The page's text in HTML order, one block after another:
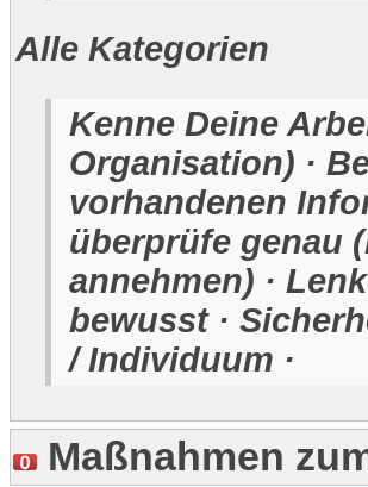
Alle Kategorien
Kenne Deine
Organisation) ·
vorhandenen
überprüfe genau
annehmen) ·
bewusst ·
/ Individuum ·
Maßnahmen